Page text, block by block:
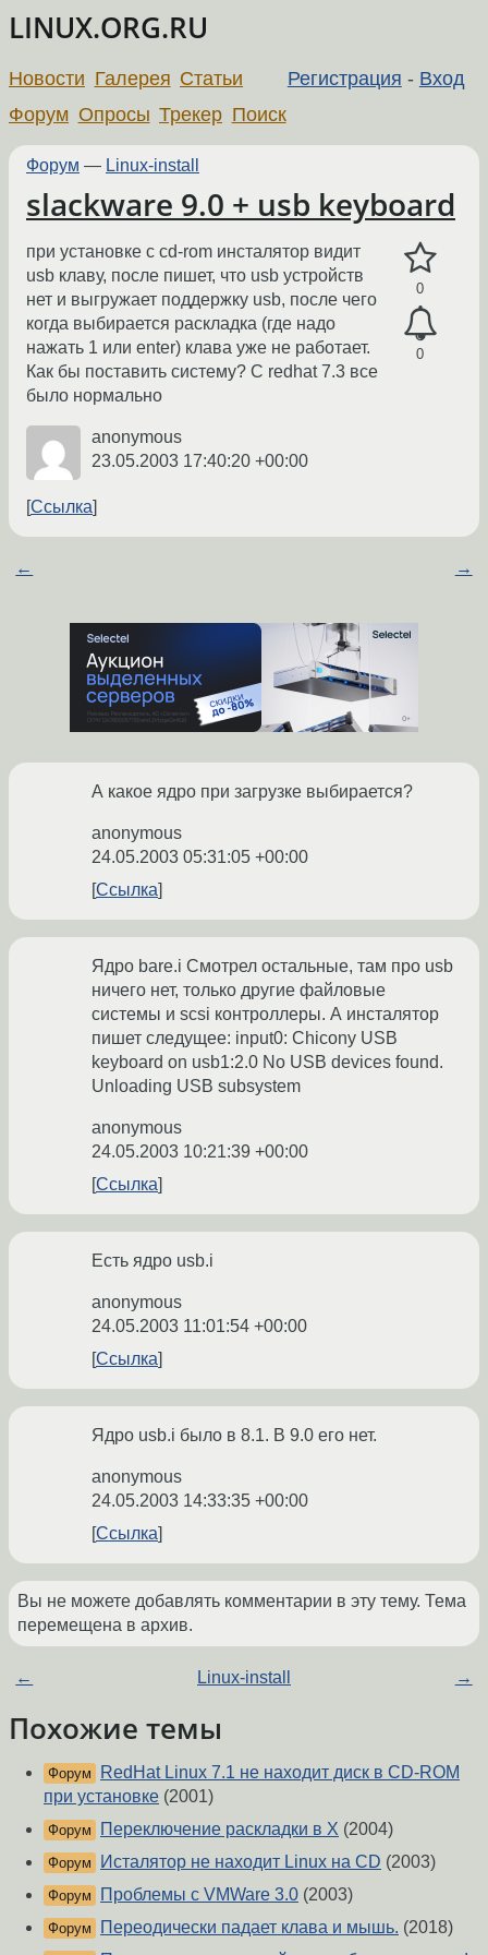
LINUX.ORG.RU
Регистрация - Вход
Новости Галерея Статьи
Форум Опросы Трекер Поиск
Форум — Linux-install
slackware 9.0 + usb keyboard
0
0
при установке с cd-rom инсталятор видит
usb клаву, после пишет, что usb устройств
нет и выгружает поддержку usb, после чего
когда выбирается раскладка (где надо
нажать 1 или enter) клава уже не работает.
Как бы поставить систему? С redhat 7.3 все
было нормально
anonymous
23.05.2003 17:40:20 +00:00
Ссылка
← →
А какое ядро при загрузке выбирается?
anonymous
24.05.2003 05:31:05 +00:00
Ссылка
Ядро bare.i Смотрел остальные, там про usb
ничего нет, только другие файловые
системы и scsi контроллеры. А инсталятор
пишет следущее: input0: Chicony USB
keyboard on usb1:2.0 No USB devices found.
Unloading USB subsystem
anonymous
24.05.2003 10:21:39 +00:00
Ссылка
Есть ядро usb.i
anonymous
24.05.2003 11:01:54 +00:00
Ссылка
Ядро usb.i было в 8.1. В 9.0 его нет.
anonymous
24.05.2003 14:33:35 +00:00
Ссылка
Вы не можете добавлять комментарии в эту тему. Тема
перемещена в архив.
← Linux-install →
Похожие темы
Форум
RedHat Linux 7.1 не находит диск в CD-ROM
при установке (2001)
Форум Переключение раскладки в X (2004)
Форум Исталятор не находит Linux на СD (2003)
Форум Проблемы с VMWare 3.0 (2003)
Форум Переодически падает клава и мышь. (2018)